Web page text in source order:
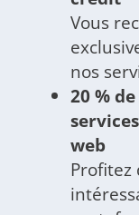
Vous
nos
20 %
web